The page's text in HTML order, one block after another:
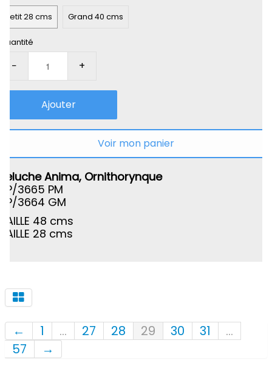
Petit 28 cms Grand 40 cms
Quantité
− +
Ajouter
Voir mon panier
Peluche Anima, Ornithorynque
SP/3665 PM
SP/3664 GM
TAILLE 48 cms
TAILLE 28 cms
← 1 ... 27 28 29 30 31
...
57
→